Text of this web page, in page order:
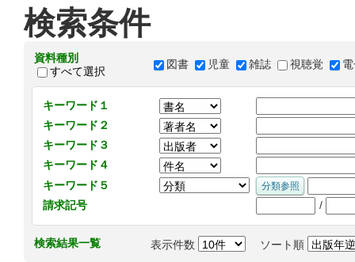
検索条件
資料種別
すべて選択
図書 児童 雑誌 視聴覚
キーワード１
キーワード２
キーワード３
キーワード４
キーワード５
請求記号
/
検索結果一覧 表示件数 ソート順